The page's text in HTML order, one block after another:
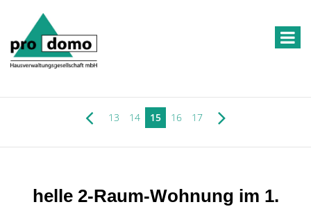
13 14 15 16 17
helle 2-Raum-Wohnung im 1.